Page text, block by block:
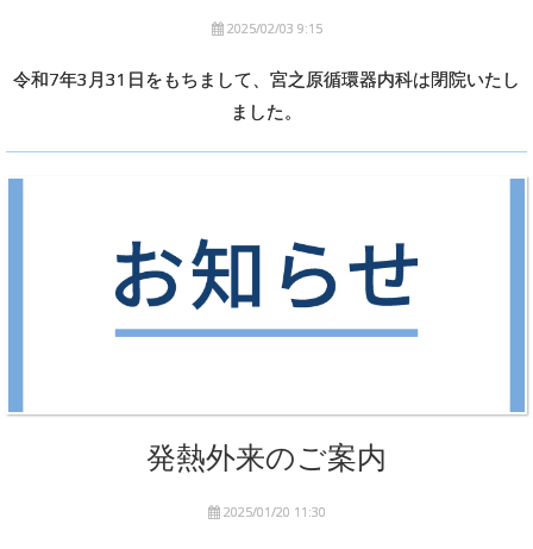
2025/02/03 9:15
令和7年3月31日をもちまして、宮之原循環器内科は閉院いたし
ました。
発熱外来のご案内
2025/01/20 11:30